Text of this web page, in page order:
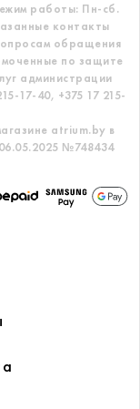
работы: Пн-сб.
контакты
обращения
по защите
администрации
17-40, +375 17 215-
atrium.by в
№748434